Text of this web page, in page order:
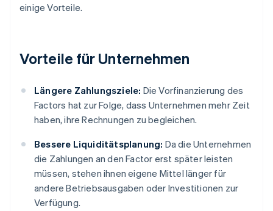
einige Vorteile.
Vorteile für Unternehmen
Längere Zahlungsziele: Die Vorfinanzierung des
Factors hat zur Folge, dass Unternehmen mehr Zeit
haben, ihre Rechnungen zu begleichen.
Bessere Liquiditätsplanung: Da die Unternehmen
die Zahlungen an den Factor erst später leisten
müssen, stehen ihnen eigene Mittel länger für
andere Betriebsausgaben oder Investitionen zur
Verfügung.